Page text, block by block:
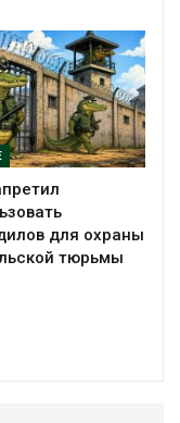
для охраны
тюрьмы